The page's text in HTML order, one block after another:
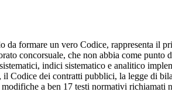
formare un vero Codice, rappresenta il
concorsuale, che non abbia come punto
indici sistematico e analitico
Codice dei contratti pubblici, la legge di
a ben 17 testi normativi